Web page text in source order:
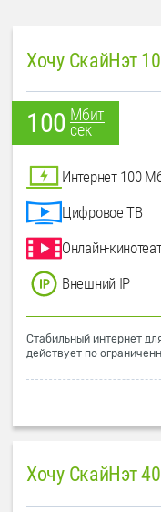
Хочу СкайНэт
100 Мбит
сек
Интернет 100
Цифровое ТВ
Онлайн-
Внешний IP
Стабильный интернет
действует по
Хочу СкайНэт